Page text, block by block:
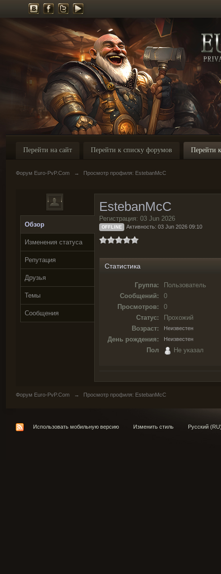
Перейти на сайт Перейти к списку форумов Перейти
Форум Euro-PvP.Com → Просмотр профиля: EstebanMcC
Обзор
Изменения статуса
Репутация
Друзья
Темы
Сообщения
EstebanMcC
Регистрация: 03 Jun 2026
OFFLINE Активность: 03 Jun 2026 09:10
Статистика
Группа:
Пользователь
Сообщений:
0
Просмотров:
0
Статус:
Прохожий
Возраст:
Неизвестен
День рождения: Неизвестен
Пол Не указал
Форум Euro-PvP.Com → Просмотр профиля: EstebanMcC
Использовать мобильную версию Изменить стиль Русский